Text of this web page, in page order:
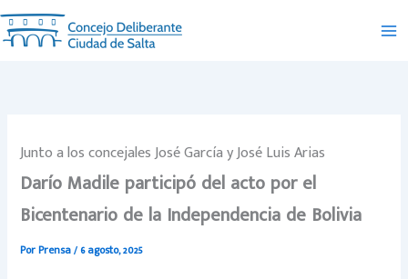
Ir
al
contenido
Junto a los concejales José García y José Luis Arias
Darío Madile participó del acto por el
Bicentenario de la Independencia de Bolivia
PorPrensa/6 agosto, 2025